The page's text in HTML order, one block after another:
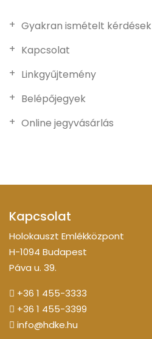
Gyakran ismételt kérdések
Kapcsolat
Linkgyűjtemény
Belépőjegyek
Online jegyvásárlás
Kapcsolat
Holokauszt Emlékközpont
H-1094 Budapest
Páva u. 39.
+36 1 455-3333
+36 1 455-3399
info@hdke.hu